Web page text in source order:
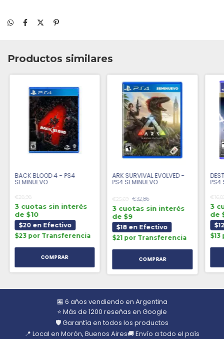
Productos similares
BACK BLOOD 4 - PS4
SEMINUEVO
€28,98
3 cuotas sin interés
de $10
$20 en Efectivo
$23 por Transferencia
ARK SURVIVAL EVOLVED -
PS4 SEMINUEVO
€25,69 €32,86
3 cuotas sin interés
de $9
$18 en Efectivo
$21 por Transferencia
PS4
3
de
🏪 6 años vendiendo en Argentina
⭐ Más de 1200 reseñas en Google
🛡️ Garantía en todos los productos
📍 Local en Morón, Buenos Aires🚚 Envío a todo el país